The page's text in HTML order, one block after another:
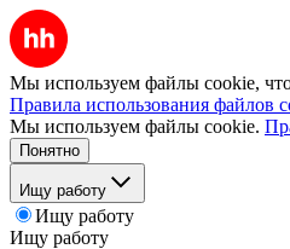
Мы используем файлы cookie,
Правила использования файлов
Мы используем файлы cookie.
Понятно
Ищу работу
Ищу работу
Ищу работу